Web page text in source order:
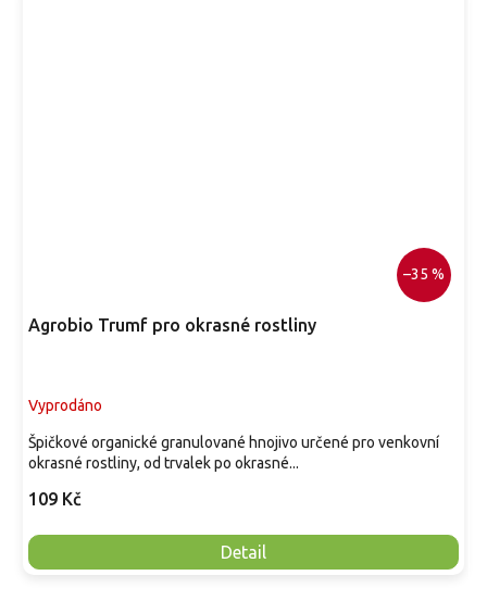
–35 %
Agrobio Trumf pro okrasné rostliny
Vyprodáno
109 Kč
Detail
Špičkové organické granulované hnojivo určené pro venkovní
okrasné rostliny, od trvalek po okrasné...